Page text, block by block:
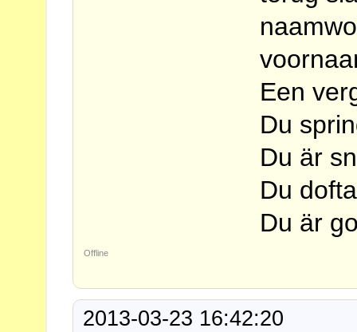
Een
Du
Du är
Du
Du är
Offline
2013-03-23 16:42:20